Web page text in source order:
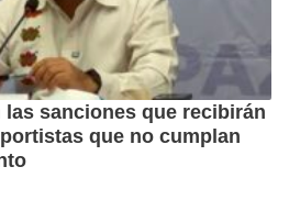
sanciones que recibirán
que no cumplan